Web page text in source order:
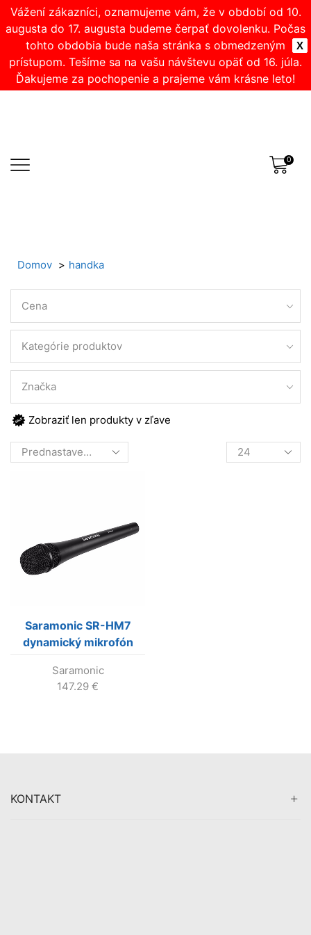
X
Vážení zákazníci, oznamujeme vám, že v období od 10.
augusta do 17. augusta budeme čerpať dovolenku. Počas
tohto obdobia bude naša stránka s obmedzeným
prístupom. Tešíme sa na vašu návštevu opäť od 16. júla.
Ďakujeme za pochopenie a prajeme vám krásne leto!
0
Domov handka
Cena
Kategórie produktov
Značka
Zobraziť len produkty v zľave
Products
per
Saramonic SR-HM7
dynamický mikrofón
Saramonic
147.29 €
KONTAKT